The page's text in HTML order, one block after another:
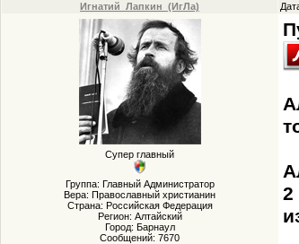
Игнатий_Лапкин_(ИгЛа)
Супер главный
Группа: Главный Администратор
Вера: Православный христианин
Страна: Российская Федерация
Регион: Алтайский
Город: Барнаул
Сообщений: 7670
2